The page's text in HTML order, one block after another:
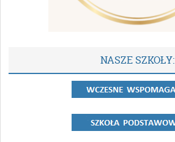
NASZE SZKOŁY: